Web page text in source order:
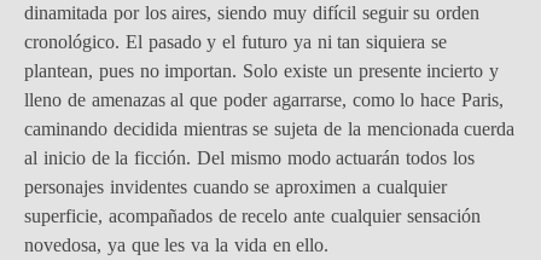
dinamitada por los aires, siendo muy difícil seguir su orden
cronológico. El pasado y el futuro ya ni tan siquiera se
plantean, pues no importan. Solo existe un presente incierto y
lleno de amenazas al que poder agarrarse, como lo hace Paris,
caminando decidida mientras se sujeta de la mencionada cuerda
al inicio de la ficción. Del mismo modo actuarán todos los
personajes invidentes cuando se aproximen a cualquier
superficie, acompañados de recelo ante cualquier sensación
novedosa, ya que les va la vida en ello.